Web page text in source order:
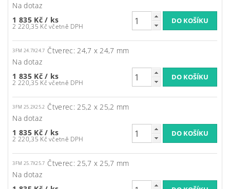
Na dotaz
1 835 Kč/ ks
2 220,35 Kč včetně DPH
3FM 24.7X24.7 Čtverec: 24,7 x 24,7 mm
Na dotaz
1 835 Kč/ ks
2 220,35 Kč včetně DPH
3FM 25.2X25.2 Čtverec: 25,2 x 25,2 mm
Na dotaz
1 835 Kč/ ks
2 220,35 Kč včetně DPH
3FM 25.7X25.7 Čtverec: 25,7 x 25,7 mm
Na dotaz